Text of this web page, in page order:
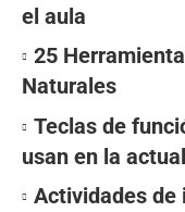
el aula
25
Naturales
Teclas de
usan en la
Actividades de